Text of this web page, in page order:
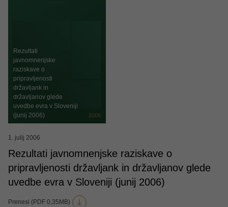
Rezultati
javnomnenjske
raziskave o
pripravljenosti
državljank in
državljanov glede
uvedbe evra v Sloveniji
(junij 2006)
2006
1. julij 2006
Rezultati javnomnenjske raziskave o
pripravljenosti državljank in državljanov glede
uvedbe evra v Sloveniji (junij 2006)
Prenesi (PDF 0,35MB)